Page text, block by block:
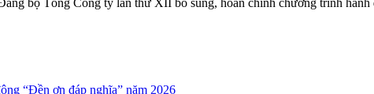
bộ Tổng Công ty lần thứ XII bổ sung, hoàn chỉnh chương trình hành
“Đền ơn đáp nghĩa” năm 2026